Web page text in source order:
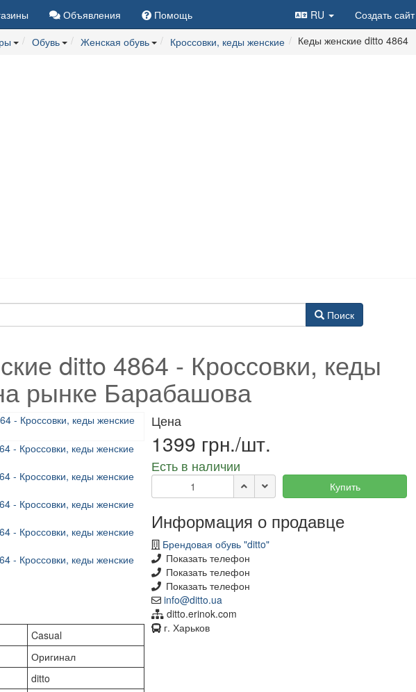
Объявления Помощь RU Создать сайт
Обувь Женская обувь Кроссовки, кеды женские Кеды женские ditto 4864
Поиск
ditto 4864 - Кроссовки, кеды
рынке Барабашова
Casual
Оригинал
ditto
Цена
1399 грн./шт.
Есть в наличии
Купить
Информация о продавце
Брендовая обувь "ditto"
Показать телефон
Показать телефон
Показать телефон
info@ditto.ua
ditto.erinok.com
г. Харьков